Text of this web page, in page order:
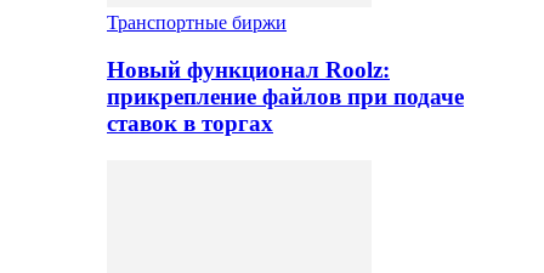
Транспортные биржи
Новый функционал Roolz:
прикрепление файлов при подаче
ставок в торгах